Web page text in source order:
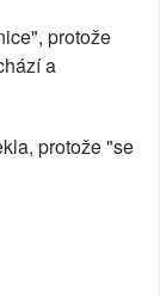
protože
a
protože "se